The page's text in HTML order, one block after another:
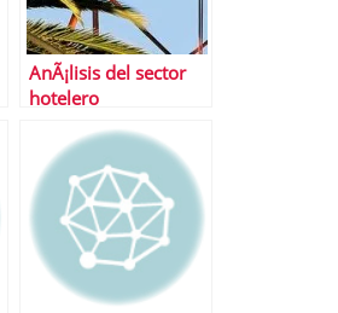
AnÃ¡lisis del sector
hotelero